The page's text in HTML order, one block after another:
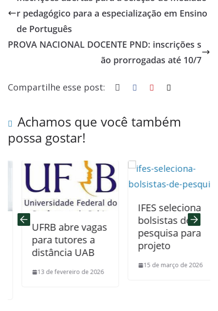
b
o
o
k
sk
y
s
A
p
e
dI
a
d
e
r pedagógico para a especialização em Ensino
de Português
PROVA NACIONAL DOCENTE PND: inscrições s
ão prorrogadas até 10/7
Compartilhe esse post:
Achamos que você também
possa gostar!
UFRB abre vagas
para tutores a
distância UAB
13 de fevereiro de 2026
IFES seleciona
bolsistas de
pesquisa para
projeto
15 de março de 2026